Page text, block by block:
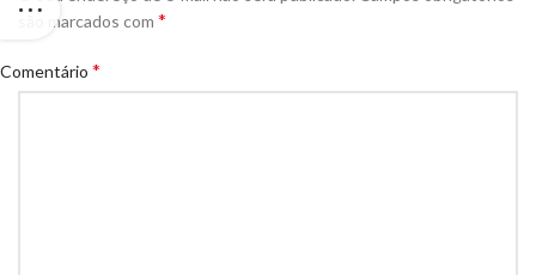
são marcados com *
Comentário *